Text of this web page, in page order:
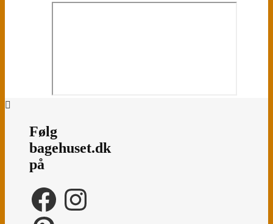
Følg
bagehuset.dk
på
FacebookInstagram
Pinterest